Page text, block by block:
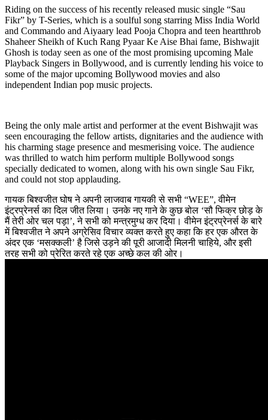
Riding on the success of his recently released music single “Sau
Fikr” by T-Series, which is a soulful song starring Miss India World
and Commando and Aiyaary lead Pooja Chopra and teen heartthrob
Shaheer Sheikh of Kuch Rang Pyaar Ke Aise Bhai fame, Bishwajit
Ghosh is today seen as one of the most promising upcoming Male
Playback Singers in Bollywood, and is currently lending his voice to
some of the major upcoming Bollywood movies and also
independent Indian pop music projects.
Being the only male artist and performer at the event Bishwajit was
seen encouraging the fellow artists, dignitaries and the audience with
his charming stage presence and mesmerising voice. The audience
was thrilled to watch him perform multiple Bollywood songs
specially dedicated to women, along with his own single Sau Fikr,
and could not stop applauding.
गायक बिश्वजीत घोष ने अपनी लाजवाब गायकी से सभी “WEE”, वीमेन
इंट्रप्रेनर्स का दिल जीत लिया। उनके नए गाने के कुछ बोल ‘सौ फिक्र छोड़ के
मैं तेरी ओर चल पड़ा’, ने सभी को मन्त्रमुग्ध कर दिया। वीमेन इंट्रप्रेनर्स के बारे
में बिश्वजीत ने अपने अग्रेसिव विचार व्यक्त करते हुए कहा कि हर एक औरत के
अंदर एक ‘मसक्कली’ है जिसे उड़ने की पूरी आजादी मिलनी चाहिये, और इसी
तरह सभी को प्रेरित करते रहे एक अच्छे कल की ओर।